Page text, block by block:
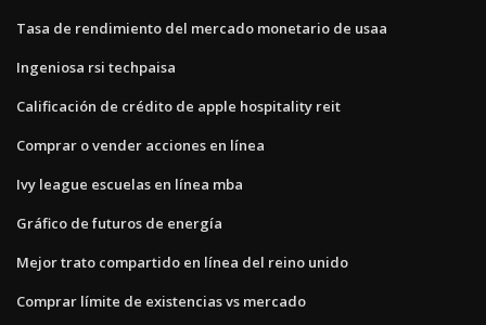
Tasa de rendimiento del mercado monetario de usaa
Ingeniosa rsi techpaisa
Calificación de crédito de apple hospitality reit
Comprar o vender acciones en línea
Ivy league escuelas en línea mba
Gráfico de futuros de energía
Mejor trato compartido en línea del reino unido
Comprar límite de existencias vs mercado